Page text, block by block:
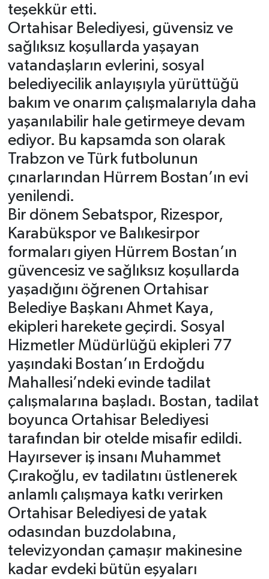
teşekkür etti.
Ortahisar Belediyesi, güvensiz ve
sağlıksız koşullarda yaşayan
vatandaşların evlerini, sosyal
belediyecilik anlayışıyla yürüttüğü
bakım ve onarım çalışmalarıyla daha
yaşanılabilir hale getirmeye devam
ediyor. Bu kapsamda son olarak
Trabzon ve Türk futbolunun
çınarlarından Hürrem Bostan’ın evi
yenilendi.
Bir dönem Sebatspor, Rizespor,
Karabükspor ve Balıkesirpor
formaları giyen Hürrem Bostan’ın
güvencesiz ve sağlıksız koşullarda
yaşadığını öğrenen Ortahisar
Belediye Başkanı Ahmet Kaya,
ekipleri harekete geçirdi. Sosyal
Hizmetler Müdürlüğü ekipleri 77
yaşındaki Bostan’ın Erdoğdu
Mahallesi’ndeki evinde tadilat
çalışmalarına başladı. Bostan, tadilat
boyunca Ortahisar Belediyesi
tarafından bir otelde misafir edildi.
Hayırsever iş insanı Muhammet
Çırakoğlu, ev tadilatını üstlenerek
anlamlı çalışmaya katkı verirken
Ortahisar Belediyesi de yatak
odasından buzdolabına,
televizyondan çamaşır makinesine
kadar evdeki bütün eşyaları